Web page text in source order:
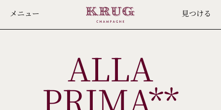
メニュー 見つける
ALLA